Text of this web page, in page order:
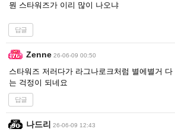
뭔 스타워즈가 이리 많이 나오냐
답글
Zenne 26-06-09 00:50
스타워즈 저러다가 라그나로크처럼 별에별거
는 걱정이 되네요
답글
나드리 26-06-09 12:43